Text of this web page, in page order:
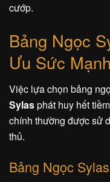
cướp.
Bảng Ngọc
Ưu Sức Mạnh
Việc lựa chọn bảng
Sylasphát huy hết
chính thường được sử
thủ.
Bảng Ngọc